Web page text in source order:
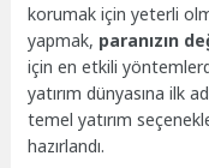
korumak için yeterli
yapmak, paranızın
için en etkili
yatırım dünyasına ilk
temel yatırım
hazırlandı.